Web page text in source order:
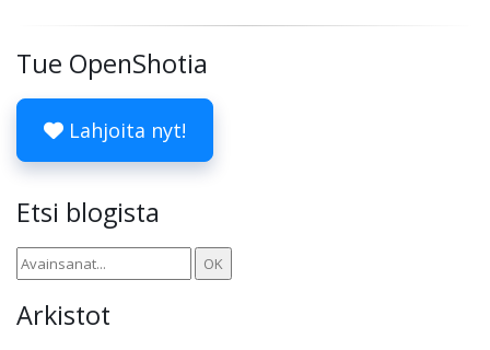
Tue OpenShotia
Lahjoita nyt!
Etsi blogista
Arkistot